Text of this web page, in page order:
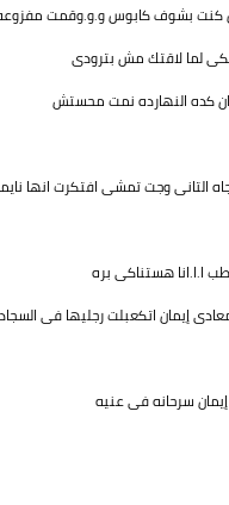
كنت بشوف كابوس و.و.وقمت
لما لاقتك مش بترودى
كده النهارده نمت محستش
التانى وجت تمشى افتكرت انها
ا.ا.انا هستناكى بره
إيمان اتكعبلت رجليها فى
سرحانه فى عنيه